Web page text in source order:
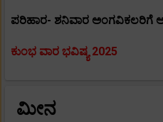
ಪರಿಹಾರ- ಶನಿವಾರ ಅಂಗವಿಕಲರಿಗೆ
ಕುಂಭ ವಾರ ಭವಿಷ್ಯ 2025
ಮೀನ